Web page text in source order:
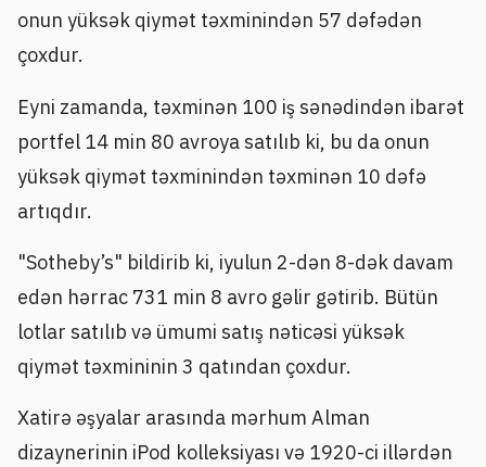
onun yüksək qiymət təxminindən 57 dəfədən
çoxdur.
Eyni zamanda, təxminən 100 iş sənədindən ibarət
portfel 14 min 80 avroya satılıb ki, bu da onun
yüksək qiymət təxminindən təxminən 10 dəfə
artıqdır.
"Sotheby’s" bildirib ki, iyulun 2-dən 8-dək davam
edən hərrac 731 min 8 avro gəlir gətirib. Bütün
lotlar satılıb və ümumi satış nəticəsi yüksək
qiymət təxmininin 3 qatından çoxdur.
Xatirə əşyalar arasında mərhum Alman
dizaynerinin iPod kolleksiyası və 1920-ci illərdən